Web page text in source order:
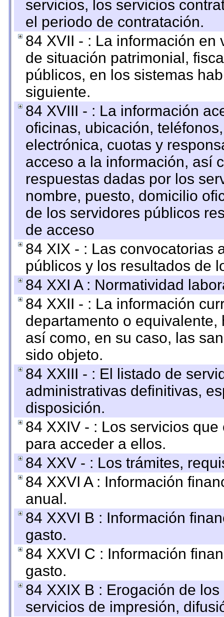
servicios, los servicios
el periodo de contratación.
84 XVII - : La información
de situación patrimonial,
públicos, en los sistemas
siguiente.
84 XVIII - : La información
oficinas, ubicación,
electrónica, cuotas y
acceso a la información, así
respuestas dadas por los
nombre, puesto, domicilio
de los servidores públicos
de acceso
84 XIX - : Las convocatorias
públicos y los resultados de
84 XXI A : Normatividad
84 XXII - : La información
departamento o
así como, en su caso, las
sido objeto.
84 XXIII - : El listado de
administrativas definitivas,
disposición.
84 XXIV - : Los servicios
para acceder a ellos.
84 XXV - : Los trámites,
84 XXVI A : Información
anual.
84 XXVI B : Información
gasto.
84 XXVI C : Información
gasto.
84 XXIX B : Erogación de
servicios de impresión,